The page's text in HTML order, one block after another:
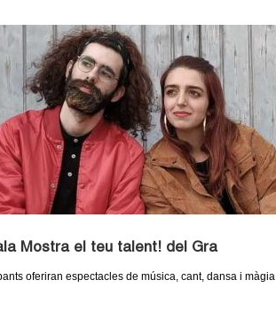
Mostra el teu talent! del Gra
oferiran espectacles de música, cant, dansa i màgia